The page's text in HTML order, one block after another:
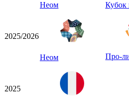
Неом Кубок
2025/2026
Неом Про-
2025